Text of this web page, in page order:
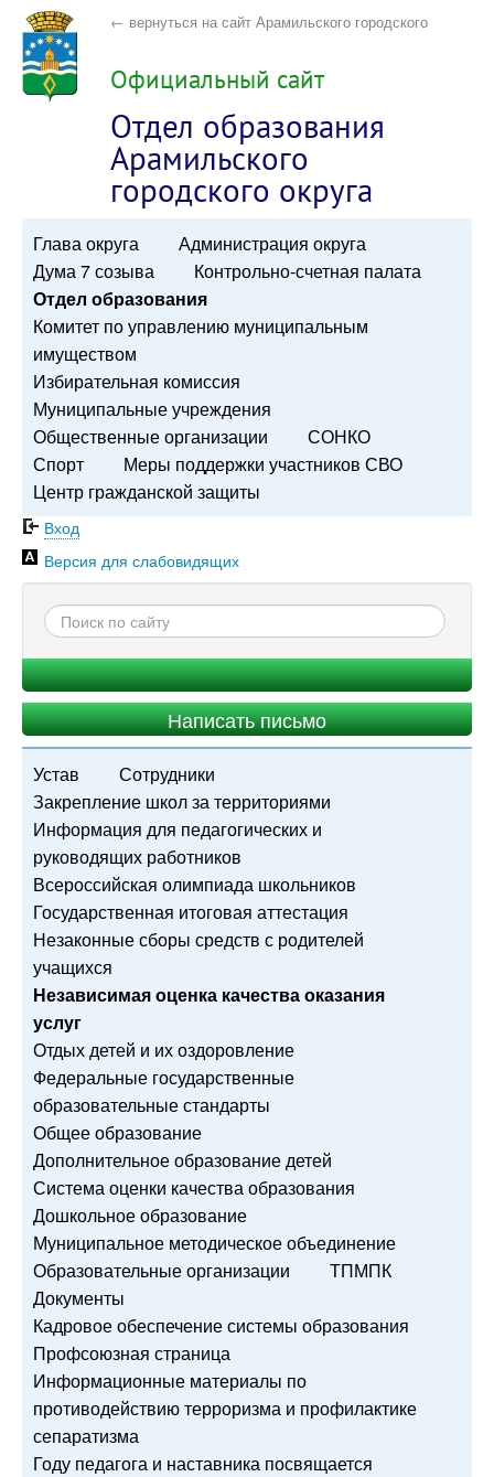
← вернуться на сайт Арамильского городского
округа
Официальный сайт
Отдел образования
Арамильского
городского округа
Глава округа
Администрация округа
Дума 7 созыва
Контрольно-счетная палата
Отдел образования
Комитет по управлению муниципальным
имуществом
Избирательная комиссия
Муниципальные учреждения
Общественные организации
СОНКО
Спорт
Меры поддержки участников СВО
Центр гражданской защиты
Вход
Версия для слабовидящих
Написать письмо
Устав
Сотрудники
Закрепление школ за территориями
Информация для педагогических и
руководящих работников
Всероссийская олимпиада школьников
Государственная итоговая аттестация
Незаконные сборы средств с родителей
учащихся
Независимая оценка качества оказания
услуг
Отдых детей и их оздоровление
Федеральные государственные
образовательные стандарты
Общее образование
Дополнительное образование детей
Система оценки качества образования
Дошкольное образование
Муниципальное методическое объединение
Образовательные организации
ТПМПК
Документы
Кадровое обеспечение системы образования
Профсоюзная страница
Информационные материалы по
противодействию терроризма и профилактике
сепаратизма
Году педагога и наставника посвящается